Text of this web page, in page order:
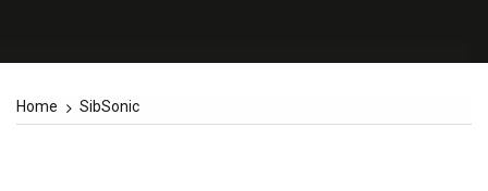
Home SibSonic